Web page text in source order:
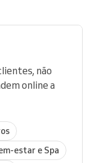
não
online a
estar e Spa